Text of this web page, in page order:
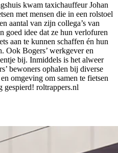
kwam taxichauffeur Johan
met mensen die in een rolstoel
aantal van zijn collega’s van
goed idee dat ze hun verlofuren
aan te kunnen schaffen én hun
Ook Bogers’ werkgever en
bij. Inmiddels is het alweer
bewoners ophalen bij diverse
omgeving om samen te fietsen
gespierd! roltrappers.nl